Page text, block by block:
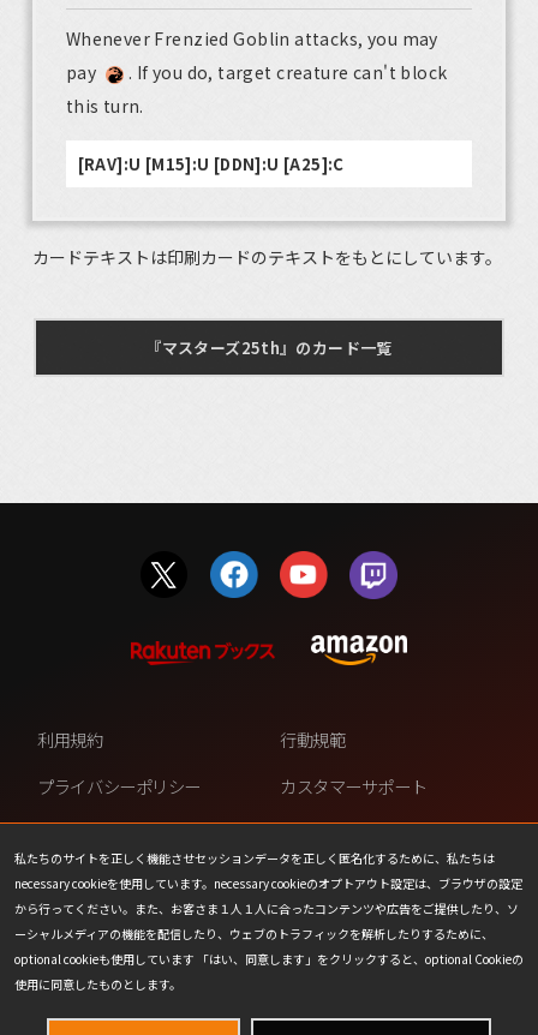
Whenever Frenzied Goblin attacks, you may
pay
. If you do, target creature can't block
this turn.
[RAV]:U [M15]:U [DDN]:U [A25]:C
カードテキストは印刷カードのテキストをもとにしています。
『マスターズ25th』のカード一覧
私たちのサイトを正しく機能させセッションデータを正しく匿名化するために、私たちは
necessary cookieを使用しています。necessary cookieのオプトアウト設定は、ブラウザの設定
から行ってください。また、お客さま１人１人に合ったコンテンツや広告をご提供したり、ソ
ーシャルメディアの機能を配信したり、ウェブのトラフィックを解析したりするために、
optional cookieも使用しています 「はい、同意します」をクリックすると、optional Cookieの
使用に同意したものとします。
利用規約
行動規範
プライバシーポリシー
カスタマーサポート
ファンコンテンツ・ポリシー
個人情報の販売や共有を許可し
ない
COOKIE
プレスリリース
会社情報
お問い合わせ